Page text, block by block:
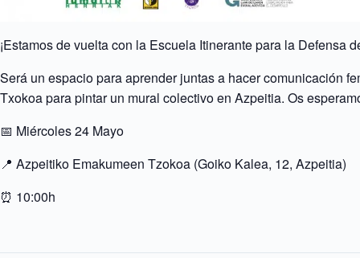
¡Estamos de vuelta con la Escuela Itinerante para la Defensa
Será un espacio para aprender juntas a hacer comunicación
Txokoa para pintar un mural colectivo en Azpeitia. Os
📅 Miércoles 24 Mayo
📍 Azpeitiko Emakumeen Tzokoa (Goiko Kalea, 12, Azpeitia)
⏰ 10:00h